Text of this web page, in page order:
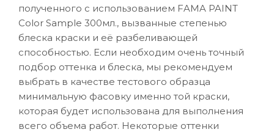
полученного с использованием FAMA PAINT
Color Sample 300мл., вызванные степенью
блеска краски и её разбеливающей
способностью. Если необходим очень точный
подбор оттенка и блеска, мы рекомендуем
выбрать в качестве тестового образца
минимальную фасовку именно той краски,
которая будет использована для выполнения
всего объема работ. Некоторые оттенки